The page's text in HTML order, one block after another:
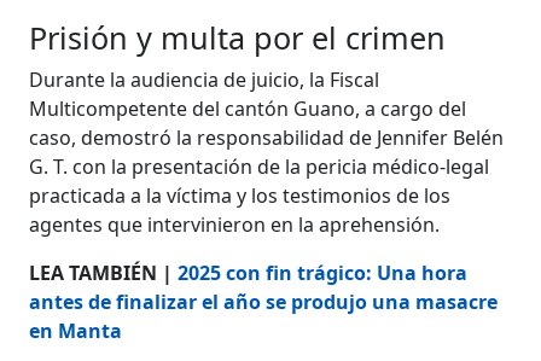
Prisión y multa por el crimen
Durante la audiencia de juicio, la Fiscal
Multicompetente del cantón Guano, a cargo del
caso, demostró la responsabilidad de Jennifer Belén
G. T. con la presentación de la pericia médico-legal
practicada a la víctima y los testimonios de los
agentes que intervinieron en la aprehensión.
LEA TAMBIÉN |2025 con fin trágico: Una hora
antes de finalizar el año se produjo una masacre
en Manta